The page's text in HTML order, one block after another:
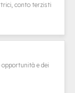
conto terzisti
opportunità e dei